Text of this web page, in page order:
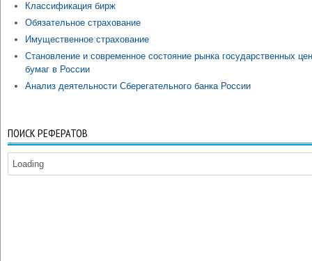
Классификация бирж
Обязательное страхование
Имущественное страхование
Становление и современное состояние рынка государственных
бумаг в России
Анализ деятельности Сберегательного банка России
ПОИСК РЕФЕРАТОВ
Loading